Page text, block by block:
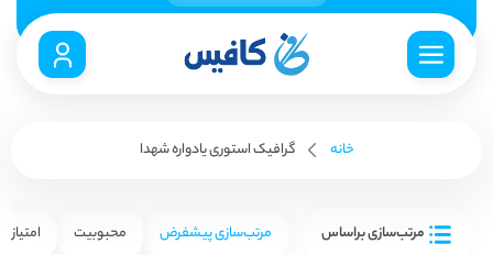
خانه گرافیک استوری یادواره شهدا
مرتب‌سازی براساس مرتب‌سازی پیشفرض محبوبیت امتیاز